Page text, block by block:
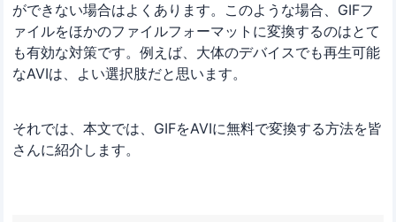
ができない場合はよくあります。このような場合、GIFフ
ァイルをほかのファイルフォーマットに変換するのはとて
も有効な対策です。例えば、大体のデバイスでも再生可能
なAVIは、よい選択肢だと思います。
それでは、本文では、GIFをAVIに無料で変換する方法を皆
さんに紹介します。